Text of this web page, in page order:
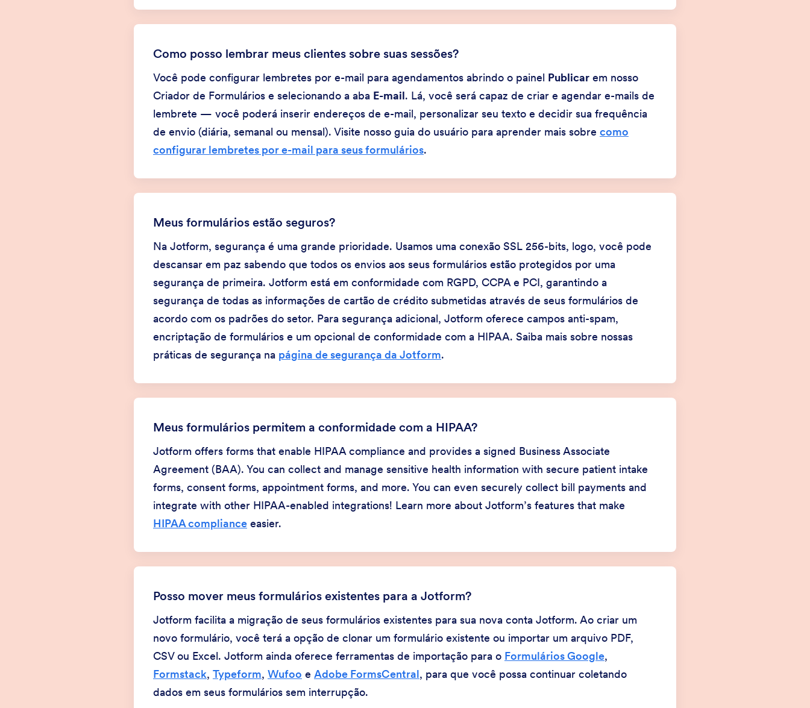
Como posso lembrar meus clientes sobre suas sessões?
Você pode configurar lembretes por e-mail para agendamentos abrindo o painel Publicarem nosso
Criador de Formulários e selecionando a aba E-mail. Lá, você será capaz de criar e agendar e-mails de
lembrete — você poderá inserir endereços de e-mail, personalizar seu texto e decidir sua frequência
de envio (diária, semanal ou mensal). Visite nosso guia do usuário para aprender mais sobre como
configurar lembretes por e-mail para seus formulários.
Meus formulários estão seguros?
Na Jotform, segurança é uma grande prioridade. Usamos uma conexão SSL 256-bits, logo, você pode
descansar em paz sabendo que todos os envios aos seus formulários estão protegidos por uma
segurança de primeira. Jotform está em conformidade com RGPD, CCPA e PCI, garantindo a
segurança de todas as informações de cartão de crédito submetidas através de seus formulários de
acordo com os padrões do setor. Para segurança adicional, Jotform oferece campos anti-spam,
encriptação de formulários e um opcional de conformidade com a HIPAA. Saiba mais sobre nossas
práticas de segurança na página de segurança da Jotform.
Meus formulários permitem a conformidade com a HIPAA?
Jotform offers forms that enable HIPAA compliance and provides a signed Business Associate
Agreement (BAA). You can collect and manage sensitive health information with secure patient intake
forms, consent forms, appointment forms, and more. You can even securely collect bill payments and
integrate with other HIPAA-enabled integrations! Learn more about Jotform’s features that make
HIPAA complianceeasier.
Posso mover meus formulários existentes para a Jotform?
Jotform facilita a migração de seus formulários existentes para sua nova conta Jotform. Ao criar um
novo formulário, você terá a opção de clonar um formulário existente ou importar um arquivo PDF,
CSV ou Excel. Jotform ainda oferece ferramentas de importação para o Formulários Google,
Formstack, Typeform, Wufoo e Adobe FormsCentral, para que você possa continuar coletando
dados em seus formulários sem interrupção.